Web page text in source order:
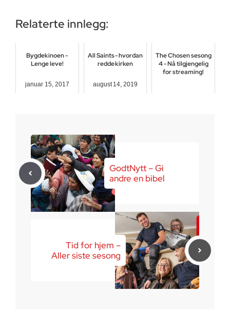
Relaterte innlegg:
Bygdekinoen -
Lenge leve!
januar 15, 2017
All Saints - hvordan
redde kirken
august 14, 2019
The Chosen sesong
4 - Nå tilgjengelig
for streaming!
GodtNytt – Gi
andre en bibel
Tid for hjem –
Aller siste sesong